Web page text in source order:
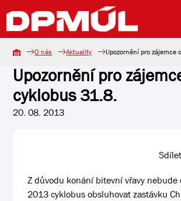
O nás Aktuality Upozornění pro zájemce
Upozornění pro
cyklobus 31.8.
20. 08. 2013
Sdílet
Z důvodu konání bitevní vřavy nebude
2013 cyklobus obsluhovat zastávku